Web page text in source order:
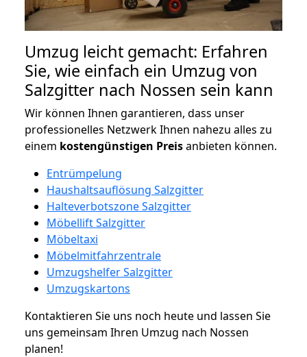
Umzug leicht gemacht: Erfahren
Sie, wie einfach ein Umzug von
Salzgitter nach Nossen sein kann
Wir können Ihnen garantieren, dass unser
professionelles Netzwerk Ihnen nahezu alles zu
einem kostengünstigen Preisanbieten können.
Entrümpelung
Haushaltsauflösung Salzgitter
Halteverbotszone Salzgitter
Möbellift Salzgitter
Möbeltaxi
Möbelmitfahrzentrale
Umzugshelfer Salzgitter
Umzugskartons
Kontaktieren Sie uns noch heute und lassen Sie
uns gemeinsam Ihren Umzug nach Nossen
planen!